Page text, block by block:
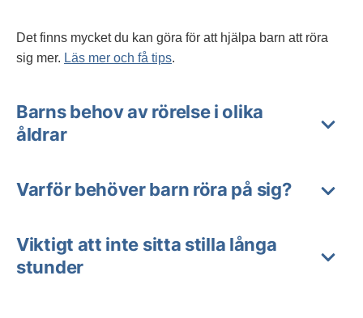
Det finns mycket du kan göra för att hjälpa barn att röra
sig mer. Läs mer och få tips.
Barns behov av rörelse i olika
åldrar
Varför behöver barn röra på sig?
Viktigt att inte sitta stilla långa
stunder